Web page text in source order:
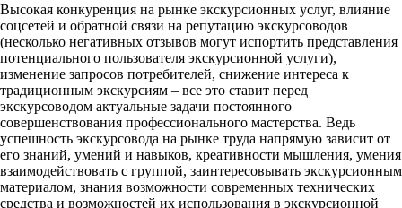
Высокая конкуренция на рынке экскурсионных услуг, влияние
соцсетей и обратной связи на репутацию экскурсоводов
(несколько негативных отзывов могут испортить представления
потенциального пользователя экскурсионной услуги),
изменение запросов потребителей, снижение интереса к
традиционным экскурсиям – все это ставит перед
экскурсоводом актуальные задачи постоянного
совершенствования профессионального мастерства. Ведь
успешность экскурсовода на рынке труда напрямую зависит от
его знаний, умений и навыков, креативности мышления, умения
взаимодействовать с группой, заинтересовывать экскурсионным
материалом, знания возможности современных технических
средства и возможностей их использования в экскурсионной